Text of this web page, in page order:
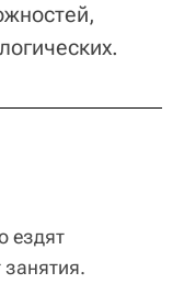
ездят
занятия.